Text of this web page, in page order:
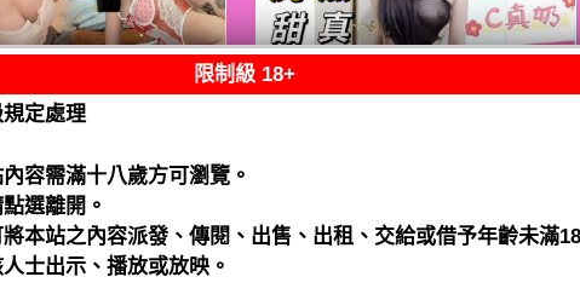
【鹿港】金泰
閱讀全文
限制級 18+
定處理
容需滿十八歲方可瀏覽。
選離開。
本站之內容派發、傳閱、出售、出租、交給或借予年齡未滿
士出示、播放或放映。